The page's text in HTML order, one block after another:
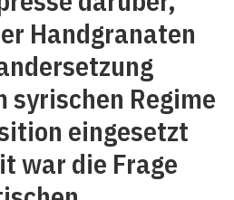
Handgranaten
syrischen Regime
eingesetzt
war die Frage